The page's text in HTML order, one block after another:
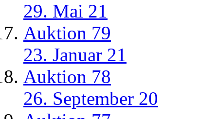
29. Mai 21
Auktion 79
23. Januar 21
Auktion 78
26. September 20